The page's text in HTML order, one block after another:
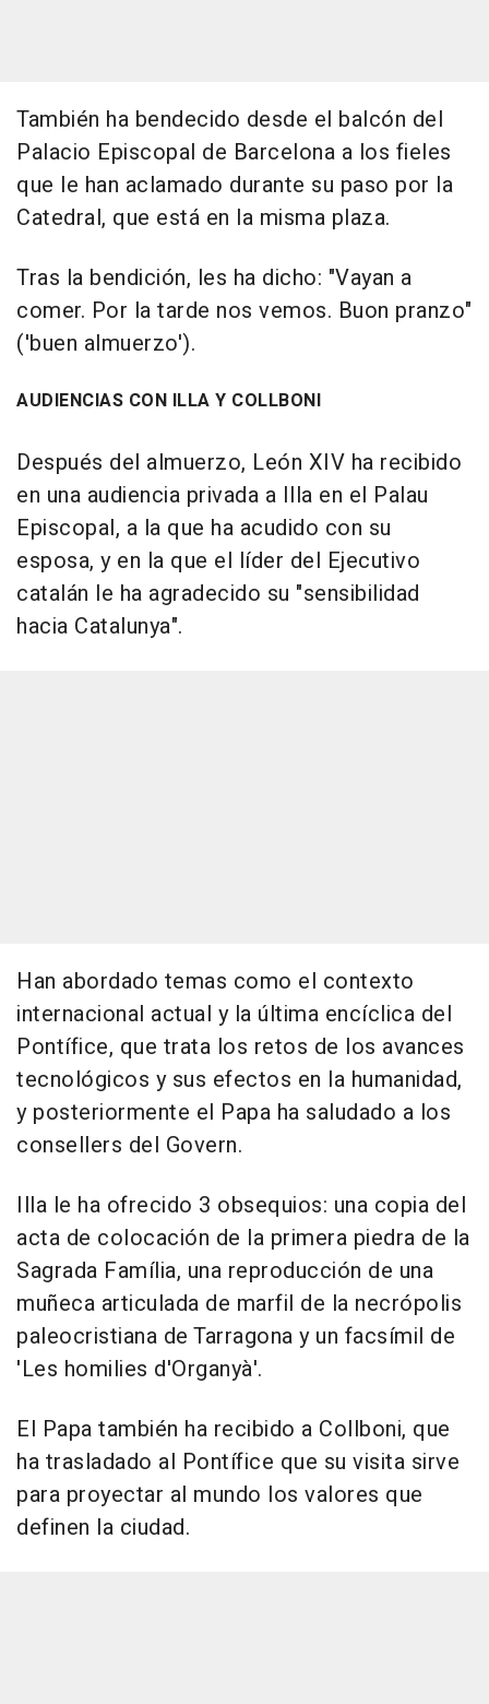
También ha bendecido desde el balcón del
Palacio Episcopal de Barcelona a los fieles
que le han aclamado durante su paso por la
Catedral, que está en la misma plaza.
Tras la bendición, les ha dicho: "Vayan a
comer. Por la tarde nos vemos. Buon pranzo"
('buen almuerzo').
AUDIENCIAS CON ILLA Y COLLBONI
Después del almuerzo, León XIV ha recibido
en una audiencia privada a Illa en el Palau
Episcopal, a la que ha acudido con su
esposa, y en la que el líder del Ejecutivo
catalán le ha agradecido su "sensibilidad
hacia Catalunya".
Han abordado temas como el contexto
internacional actual y la última encíclica del
Pontífice, que trata los retos de los avances
tecnológicos y sus efectos en la humanidad,
y posteriormente el Papa ha saludado a los
consellers del Govern.
Illa le ha ofrecido 3 obsequios: una copia del
acta de colocación de la primera piedra de la
Sagrada Família, una reproducción de una
muñeca articulada de marfil de la necrópolis
paleocristiana de Tarragona y un facsímil de
'Les homilies d'Organyà'.
El Papa también ha recibido a Collboni, que
ha trasladado al Pontífice que su visita sirve
para proyectar al mundo los valores que
definen la ciudad.